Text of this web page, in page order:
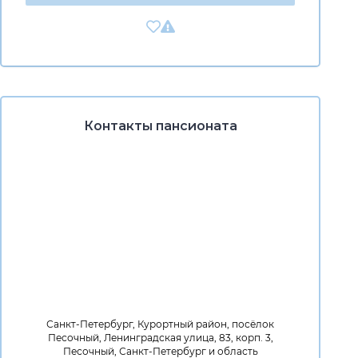
Контакты пансионата
Санкт-Петербург, Курортный район, посёлок
Песочный, Ленинградская улица, 83, корп. 3,
Песочный, Санкт-Петербург и область